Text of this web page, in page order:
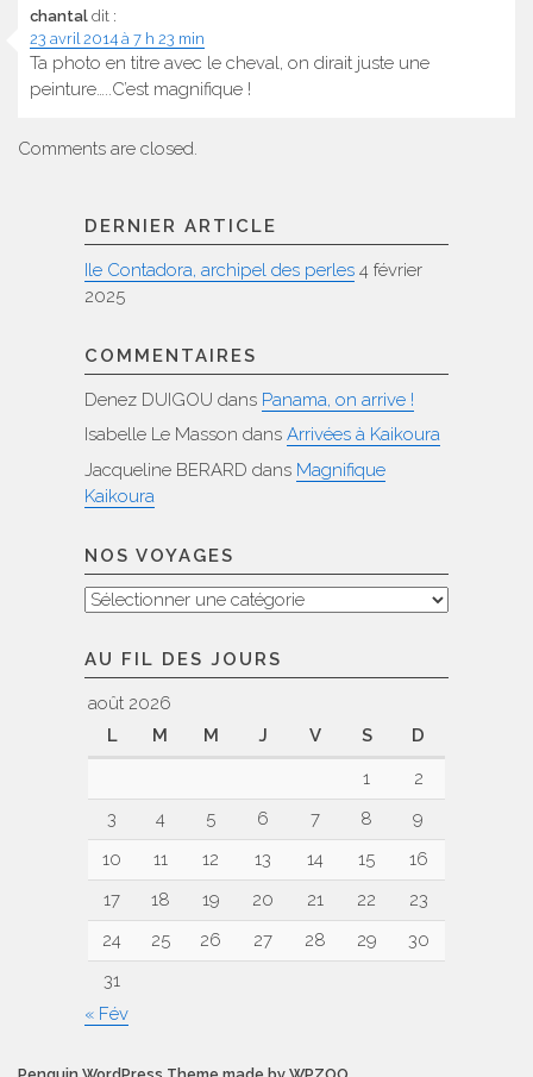
chantal dit :
23 avril 2014 à 7 h 23 min
Ta photo en titre avec le cheval, on dirait juste une
peinture…..C’est magnifique !
Comments are closed.
DERNIER ARTICLE
Ile Contadora, archipel des perles 4 février
2025
COMMENTAIRES
Denez DUIGOU dans Panama, on arrive !
Isabelle Le Masson dans Arrivées à Kaikoura
Jacqueline BERARD dans Magnifique
Kaikoura
NOS VOYAGES
Nos
AU FIL DES JOURS
août 2026
L
M M J V S
D
1
2
3
4 5 6 7 8
9
10
11 12 13 14 15
16
17
18 19 20 21 22
23
24
25 26 27 28 29
30
31
« Fév